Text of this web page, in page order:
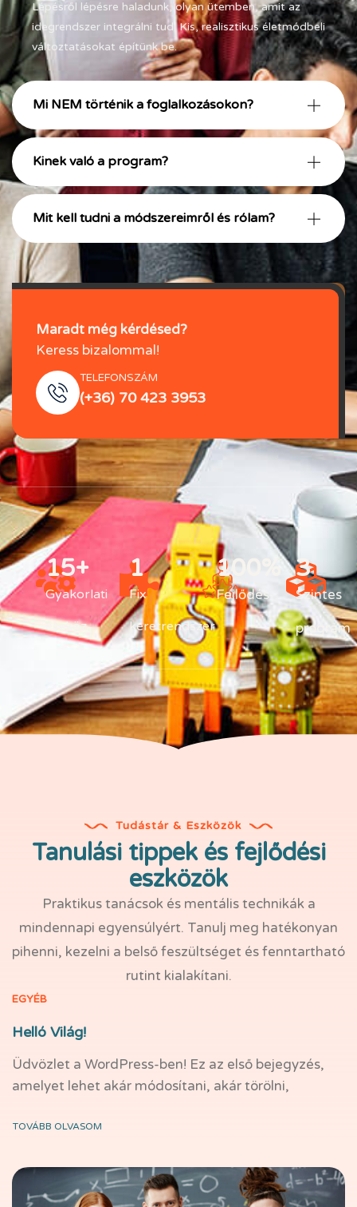
Maradt még kérdésed?
Keress bizalommal!
TELEFONSZÁM
(+36) 70 423 3953
Lépésről lépésre haladunk, olyan ütemben, amit az
idegrendszer integrálni tud .Kis, realisztikus életmódbeli
változtatásokat építünk be.
Mi NEM történik a foglalkozásokon?
Kinek való a program?
Mit kell tudni a módszereimről és rólam?
Gyakorlati
eszköz
15+
Fix
keretrendszer
1
Fejlődés
100 %
Szintes
program
3
Tudástár & Eszközök
Tanulási tippek és fejlődési
eszközök
Praktikus tanácsok és mentális technikák a
mindennapi egyensúlyért. Tanulj meg hatékonyan
pihenni, kezelni a belső feszültséget és fenntartható
rutint kialakítani.
EGYÉB
Helló Világ!
Üdvözlet a WordPress-ben! Ez az első bejegyzés,
amelyet lehet akár módosítani, akár törölni,
TOVÁBB OLVASOM